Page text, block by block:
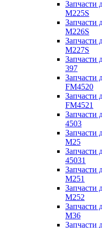
Запчасти
M225S
Запчасти
M226S
Запчасти
M227S
Запчасти
397
Запчасти
FM4520
Запчасти
FM4521
Запчасти
4503
Запчасти
M25
Запчасти
45031
Запчасти
M251
Запчасти
M252
Запчасти
M36
Запчасти